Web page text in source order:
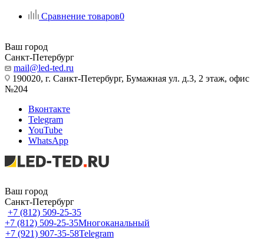
Сравнение товаров0
Ваш город
Санкт-Петербург
mail@led-ted.ru
190020, г. Санкт-Петербург, Бумажная ул. д.3, 2 этаж, офис
№204
Вконтакте
Telegram
YouTube
WhatsApp
Ваш город
Санкт-Петербург
+7 (812) 509-25-35
+7 (812) 509-25-35Многоканальный
+7 (921) 907-35-58Telegram